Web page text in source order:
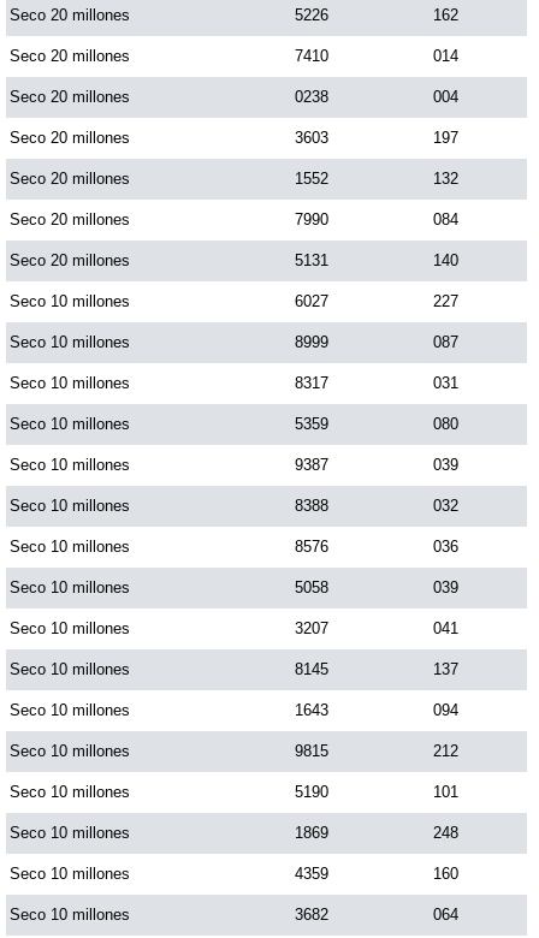
Seco 20 millones 5226 162
Seco 20 millones 7410 014
Seco 20 millones 0238 004
Seco 20 millones 3603 197
Seco 20 millones 1552 132
Seco 20 millones 7990 084
Seco 20 millones 5131 140
Seco 10 millones 6027 227
Seco 10 millones 8999 087
Seco 10 millones 8317 031
Seco 10 millones 5359 080
Seco 10 millones 9387 039
Seco 10 millones 8388 032
Seco 10 millones 8576 036
Seco 10 millones 5058 039
Seco 10 millones 3207 041
Seco 10 millones 8145 137
Seco 10 millones 1643 094
Seco 10 millones 9815 212
Seco 10 millones 5190 101
Seco 10 millones 1869 248
Seco 10 millones 4359 160
Seco 10 millones 3682 064